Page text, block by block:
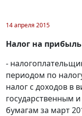
14 апреля 2015
Налог на
-
периодом по
налог с доходов в
государственным
бумагам за март